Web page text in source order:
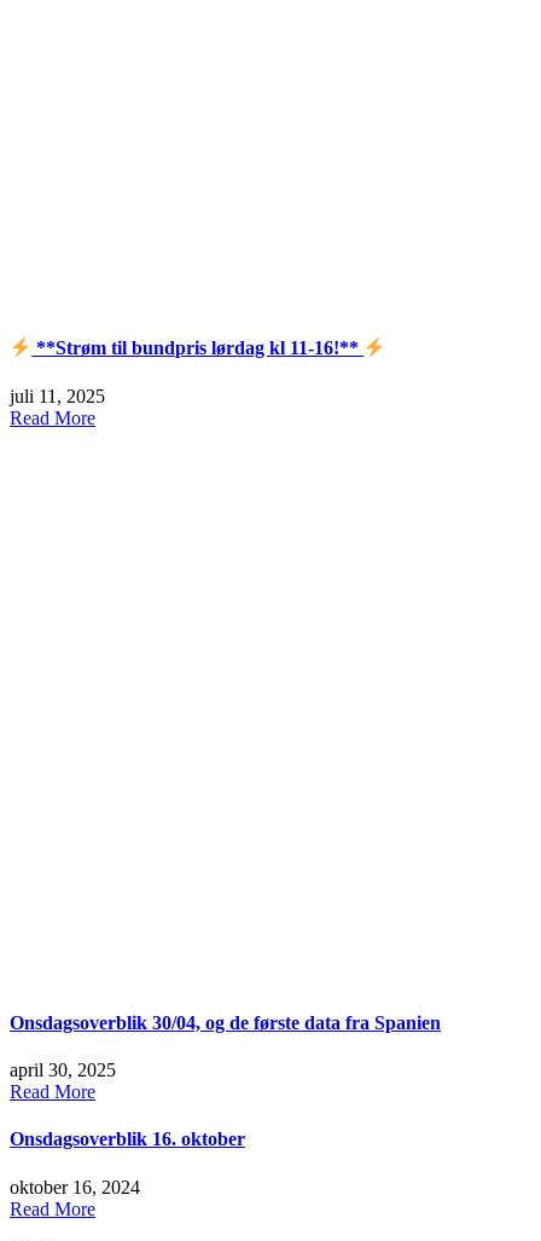
**Strøm til bundpris lørdag kl 11-16!**
juli 11, 2025
Read More
Onsdagsoverblik 30/04, og de første data fra Spanien
april 30, 2025
Read More
Onsdagsoverblik 16. oktober
oktober 16, 2024
Read More